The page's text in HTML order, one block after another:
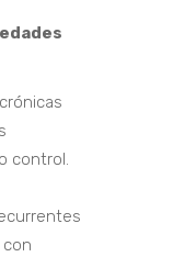
control.
con